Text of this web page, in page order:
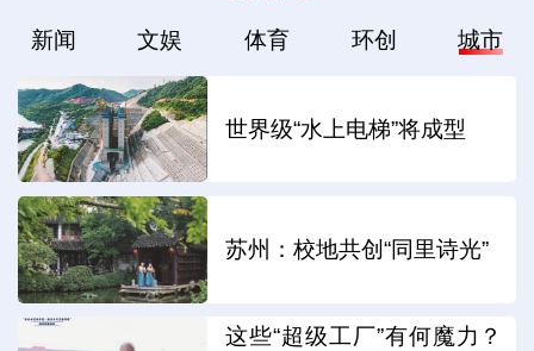
新闻 文娱 体育 环创 城市
世界级“水上电梯”将成型
苏州：校地共创“同里诗光”
这些“超级工厂”有何魔力？